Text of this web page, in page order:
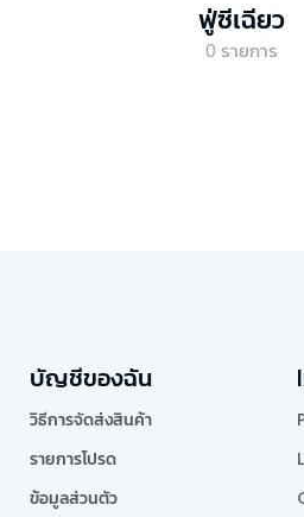
ฟู่ซีเฉียว
0 รายการ
บัญชีของฉัน
วิธีการจัดส่งสินค้า
รายการโปรด
ข้อมูลส่วนตัว